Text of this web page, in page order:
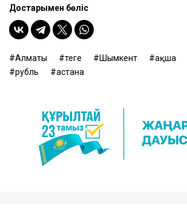
Достарыңмен бөліс
Алматы теңге Шымкент ақша
рубль
астана